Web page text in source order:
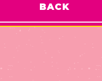
BACK